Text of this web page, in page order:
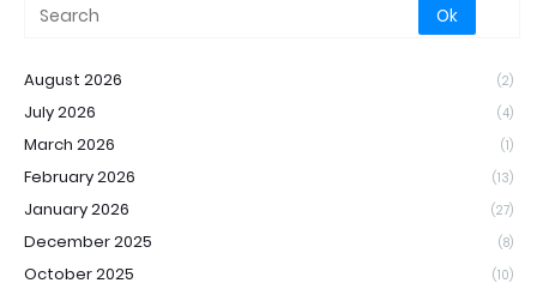
August 2026 (2)
July 2026 (4)
March 2026 (1)
February 2026 (13)
January 2026 (27)
December 2025 (8)
October 2025 (10)